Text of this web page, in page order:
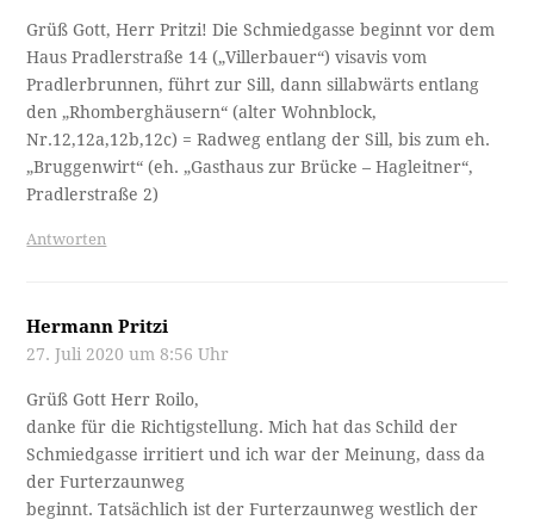
Grüß Gott, Herr Pritzi! Die Schmiedgasse beginnt vor dem
Haus Pradlerstraße 14 („Villerbauer“) visavis vom
Pradlerbrunnen, führt zur Sill, dann sillabwärts entlang
den „Rhomberghäusern“ (alter Wohnblock,
Nr.12,12a,12b,12c) = Radweg entlang der Sill, bis zum eh.
„Bruggenwirt“ (eh. „Gasthaus zur Brücke – Hagleitner“,
Pradlerstraße 2)
Antworten
Hermann Pritzi
27. Juli 2020 um 8:56 Uhr
Grüß Gott Herr Roilo,
danke für die Richtigstellung. Mich hat das Schild der
Schmiedgasse irritiert und ich war der Meinung, dass da
der Furterzaunweg
beginnt. Tatsächlich ist der Furterzaunweg westlich der